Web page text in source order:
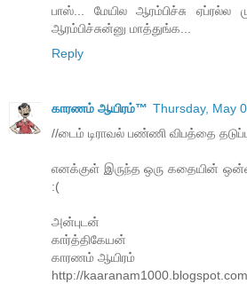
பாஸ்... மேயில ஆரம்பிச்சு ஏப்ரல்ல
ஆரம்பிச்சுன்னு மாத்துங்க...
Reply
காரணம் ஆயிரம்™ Thursday, May
//டைம் டிராவல் பண்ணி விபத்தை
எனக்குள் இருந்த ஒரு கதையின்
:(
அன்புடன்
கார்த்திகேயன்
காரணம் ஆயிரம்
http://kaaranam1000.blogspot.com